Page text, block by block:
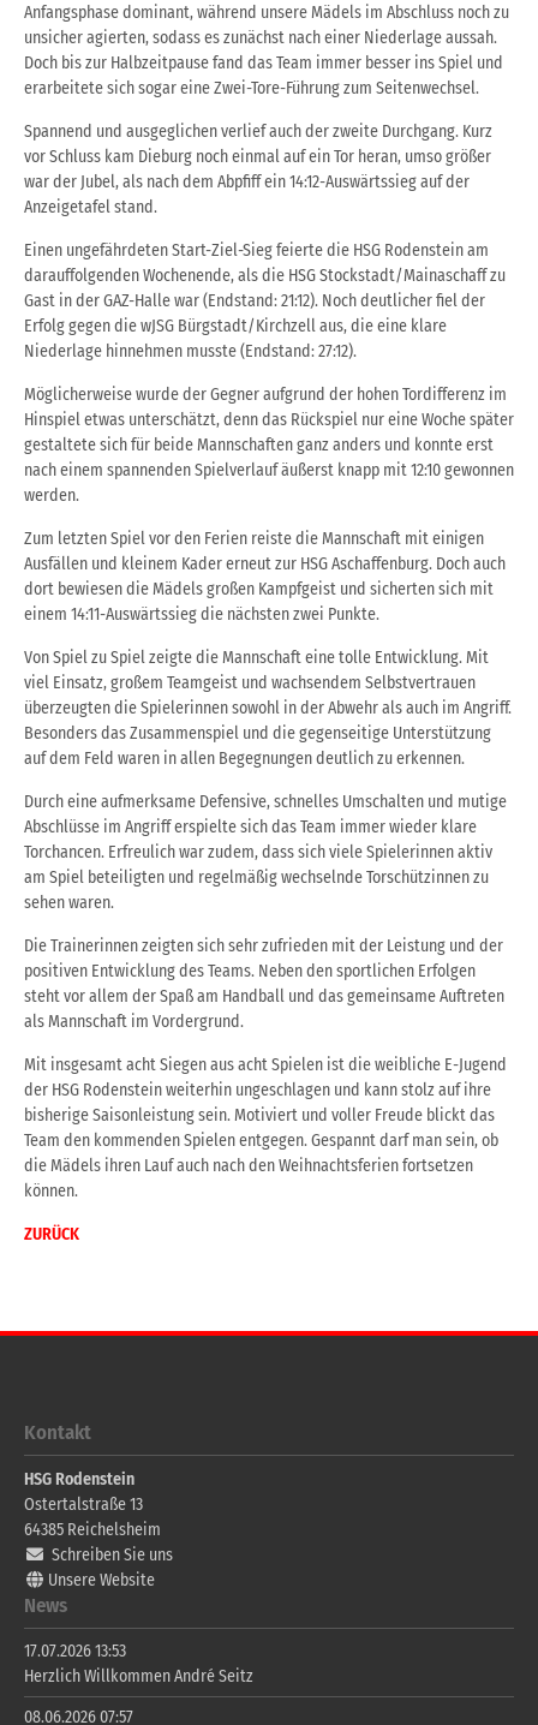
Anfangsphase dominant, während unsere Mädels im Abschluss noch zu
unsicher agierten, sodass es zunächst nach einer Niederlage aussah.
Doch bis zur Halbzeitpause fand das Team immer besser ins Spiel und
erarbeitete sich sogar eine Zwei-Tore-Führung zum Seitenwechsel.
Spannend und ausgeglichen verlief auch der zweite Durchgang. Kurz
vor Schluss kam Dieburg noch einmal auf ein Tor heran, umso größer
war der Jubel, als nach dem Abpfiff ein 14:12-Auswärtssieg auf der
Anzeigetafel stand.
Einen ungefährdeten Start-Ziel-Sieg feierte die HSG Rodenstein am
darauffolgenden Wochenende, als die HSG Stockstadt/Mainaschaff zu
Gast in der GAZ-Halle war (Endstand: 21:12). Noch deutlicher fiel der
Erfolg gegen die wJSG Bürgstadt/Kirchzell aus, die eine klare
Niederlage hinnehmen musste (Endstand: 27:12).
Möglicherweise wurde der Gegner aufgrund der hohen Tordifferenz im
Hinspiel etwas unterschätzt, denn das Rückspiel nur eine Woche später
gestaltete sich für beide Mannschaften ganz anders und konnte erst
nach einem spannenden Spielverlauf äußerst knapp mit 12:10 gewonnen
werden.
Zum letzten Spiel vor den Ferien reiste die Mannschaft mit einigen
Ausfällen und kleinem Kader erneut zur HSG Aschaffenburg. Doch auch
dort bewiesen die Mädels großen Kampfgeist und sicherten sich mit
einem 14:11-Auswärtssieg die nächsten zwei Punkte.
Von Spiel zu Spiel zeigte die Mannschaft eine tolle Entwicklung. Mit
viel Einsatz, großem Teamgeist und wachsendem Selbstvertrauen
überzeugten die Spielerinnen sowohl in der Abwehr als auch im Angriff.
Besonders das Zusammenspiel und die gegenseitige Unterstützung
auf dem Feld waren in allen Begegnungen deutlich zu erkennen.
Durch eine aufmerksame Defensive, schnelles Umschalten und mutige
Abschlüsse im Angriff erspielte sich das Team immer wieder klare
Torchancen. Erfreulich war zudem, dass sich viele Spielerinnen aktiv
am Spiel beteiligten und regelmäßig wechselnde Torschützinnen zu
sehen waren.
Die Trainerinnen zeigten sich sehr zufrieden mit der Leistung und der
positiven Entwicklung des Teams. Neben den sportlichen Erfolgen
steht vor allem der Spaß am Handball und das gemeinsame Auftreten
als Mannschaft im Vordergrund.
Mit insgesamt acht Siegen aus acht Spielen ist die weibliche E-Jugend
der HSG Rodenstein weiterhin ungeschlagen und kann stolz auf ihre
bisherige Saisonleistung sein. Motiviert und voller Freude blickt das
Team den kommenden Spielen entgegen. Gespannt darf man sein, ob
die Mädels ihren Lauf auch nach den Weihnachtsferien fortsetzen
können.
ZURÜCK
Kontakt
HSG Rodenstein
Ostertalstraße 13
64385 Reichelsheim
Schreiben Sie uns
Unsere Website
News
17.07.2026 13:53
Herzlich Willkommen André Seitz
08.06.2026 07:57